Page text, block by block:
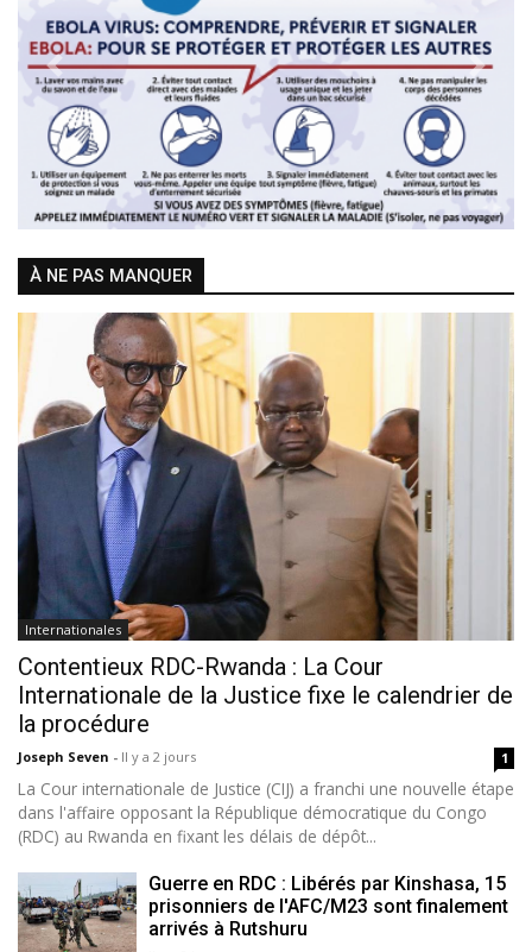
Previous Next
À NE PAS MANQUER
Internationales
Contentieux RDC-Rwanda : La Cour
Internationale de la Justice fixe le calendrier de
la procédure
Joseph Seven - Il y a 2 jours 1
La Cour internationale de Justice (CIJ) a franchi une nouvelle étape
dans l'affaire opposant la République démocratique du Congo
(RDC) au Rwanda en fixant les délais de dépôt...
Guerre en RDC : Libérés par Kinshasa, 15
prisonniers de l'AFC/M23 sont finalement
arrivés à Rutshuru